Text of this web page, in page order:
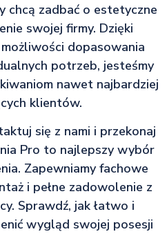
chcą zadbać o estetyczne
swojej firmy. Dzięki
dopasowania
potrzeb, jesteśmy
nawet najbardziej
klientów.
się z nami i przekonaj
Pro to najlepszy wybór
Zapewniamy fachowe
i pełne zadowolenie z
Sprawdź, jak łatwo i
wygląd swojej posesji